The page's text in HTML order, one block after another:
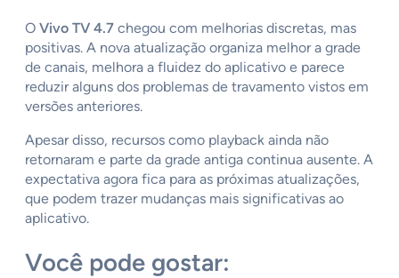
O Vivo TV 4.7 chegou com melhorias discretas, mas
positivas. A nova atualização organiza melhor a grade
de canais, melhora a fluidez do aplicativo e parece
reduzir alguns dos problemas de travamento vistos em
versões anteriores.
Apesar disso, recursos como playback ainda não
retornaram e parte da grade antiga continua ausente. A
expectativa agora fica para as próximas atualizações,
que podem trazer mudanças mais significativas ao
aplicativo.
Você pode gostar: